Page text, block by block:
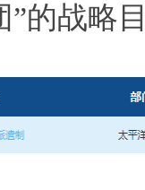
”的战略